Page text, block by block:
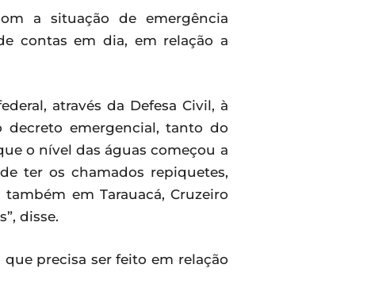
a situação de emergência
contas em dia, em relação a
através da Defesa Civil, à
decreto emergencial, tanto do
o nível das águas começou a
ter os chamados repiquetes,
em Tarauacá, Cruzeiro
disse.
precisa ser feito em relação